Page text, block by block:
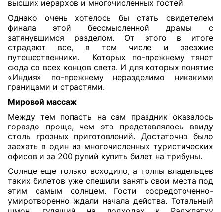
высших иерархов и многочисленных гостей.
Однако очень хотелось бы стать свидетелем
финала этой бессмысленной драмы с
затянувшимся разделом. От этого в итоге
страдают все, в том числе и заезжие
путешественники. Которых по-прежнему тянет
сюда со всех концов света. И для которых понятие
«Индия» по-прежнему неразделимо никакими
границами и страстями.
Мировой массаж
Между тем попасть на сам праздник оказалось
гораздо проще, чем это представлялось ввиду
столь грозных приготовлений. Достаточно было
заехать в один из многочисленных туристических
офисов и за 200 рупий купить билет на трибуны.
Солнце еще только всходило, а толпы владельцев
таких билетов уже спешили занять свои места под
этим самым солнцем. Гости сосредоточенно-
умиротворенно ждали начала действа. Тотальный